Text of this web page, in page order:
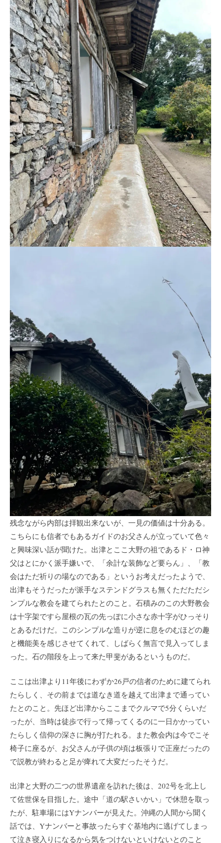
残念ながら内部は拝観出来ないが、一見の価値は十分ある。
こちらにも信者でもあるガイドのお父さんが立っていて色々
と興味深い話が聞けた。出津とここ大野の祖であるド・ロ神
父はとにかく派手嫌いで、「余計な装飾など要らん」、「教
会はただ祈りの場なのである」というお考えだったようで、
出津もそうだったが派手なステンドグラスも無くただただシ
ンプルな教会を建てられたとのこと。石積みのこの大野教会
は十字架ですら屋根の瓦の先っぽに小さな赤十字がひっそり
とあるだけだ。このシンプルな造りが逆に息をのむほどの趣
と機能美を感じさせてくれて、しばらく無言で見入ってしま
った。石の階段を上って来た甲斐があるというものだ。
ここは出津より11年後にわずか26戸の信者のために建てられ
たらしく、その前までは道なき道を越えて出津まで通ってい
たとのこと。先ほど出津からここまでクルマで5分くらいだ
ったが、当時は徒歩で行って帰ってくるのに一日かかってい
たらしく信仰の深さに胸が打たれる。また教会内は今でこそ
椅子に座るが、お父さんが子供の頃は板張りで正座だったの
で説教が終わると足が痺れて大変だったそうだ。
出津と大野の二つの世界遺産を訪れた後は、202号を北上し
て佐世保を目指した。途中「道の駅さいかい」で休憩を取っ
たが、駐車場にはYナンバーが見えた。沖縄の人間から聞く
話では、Yナンバーと事故ったらすぐ基地内に逃げてしまっ
て泣き寝入りになるから気をつけないといけないとのこと